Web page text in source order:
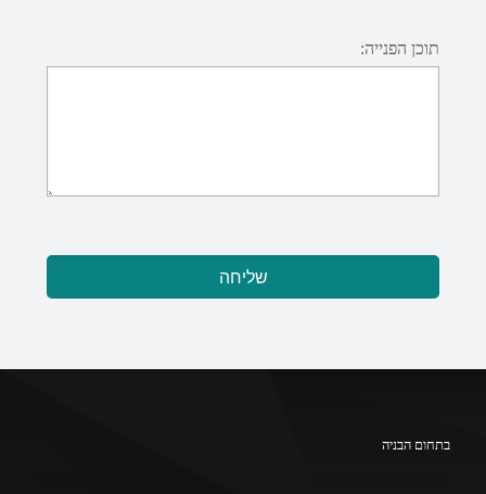
תוכן הפנייה:
בתחום הבניה